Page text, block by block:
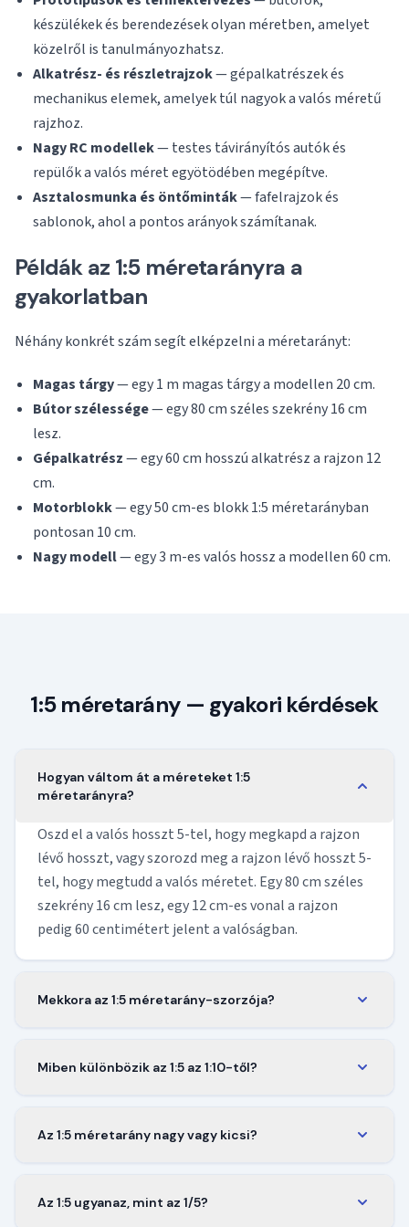
készülékek és berendezések olyan méretben, amelyet
közelről is tanulmányozhatsz.
Alkatrész- és részletrajzok— gépalkatrészek és
mechanikus elemek, amelyek túl nagyok a valós méretű
rajzhoz.
Nagy RC modellek— testes távirányítós autók és
repülők a valós méret egyötödében megépítve.
Asztalosmunka és öntőminták— fafelrajzok és
sablonok, ahol a pontos arányok számítanak.
Példák az 1:5 méretarányra a
gyakorlatban
Néhány konkrét szám segít elképzelni a méretarányt:
Magas tárgy— egy 1 m magas tárgy a modellen 20 cm.
Bútor szélessége— egy 80 cm széles szekrény 16 cm
lesz.
Gépalkatrész— egy 60 cm hosszú alkatrész a rajzon 12
cm.
Motorblokk— egy 50 cm-es blokk 1:5 méretarányban
pontosan 10 cm.
Nagy modell— egy 3 m-es valós hossz a modellen 60 cm.
1:5 méretarány — gyakori kérdések
Hogyan váltom át a méreteket 1:5
méretarányra?
Oszd el a valós hosszt 5-tel, hogy megkapd a rajzon
lévő hosszt, vagy szorozd meg a rajzon lévő hosszt 5-
tel, hogy megtudd a valós méretet. Egy 80 cm széles
szekrény 16 cm lesz, egy 12 cm-es vonal a rajzon
pedig 60 centimétert jelent a valóságban.
Mekkora az 1:5 méretarány-szorzója?
bármilyen valós hosszt 0,2-del, hogy megkapd az 1:5
mérsz.
Miben különbözik az 1:5 az 1:10-től?
az 1:10-ben, így ugyanaz a tárgy négyszer akkora
alkatrészen, az 1:10-be pedig nagyobb tárgy fér el
Az 1:5 méretarány nagy vagy kicsi?
szám, annál nagyobb a rajz. Az 1:5 a tárgyakat a valós
Az 1:5 ugyanaz, mint az 1/5?